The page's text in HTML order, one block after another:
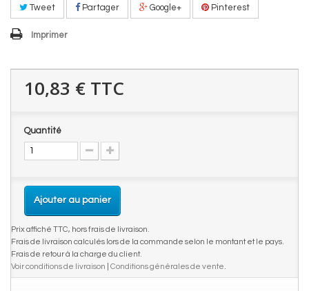
Tweet Partager Google+ Pinterest
Imprimer
10,83 € TTC
Quantité
Ajouter au panier
Prix affiché TTC, hors frais de livraison.
Frais de livraison calculés lors de la commande selon le montant et le pays.
Frais de retour à la charge du client.
Voir conditions de livraison
Conditions générales de vente